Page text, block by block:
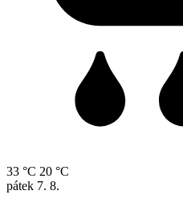
33 °C 20 °C
pátek 7. 8.